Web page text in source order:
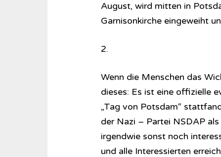
August, wird mitten in
Garnisonkirche eingeweiht
2.
Wenn die Menschen das
dieses: Es ist eine offizielle
„Tag von Potsdam“
der Nazi – Partei NSDAP
irgendwie sonst noch
und alle Interessierten